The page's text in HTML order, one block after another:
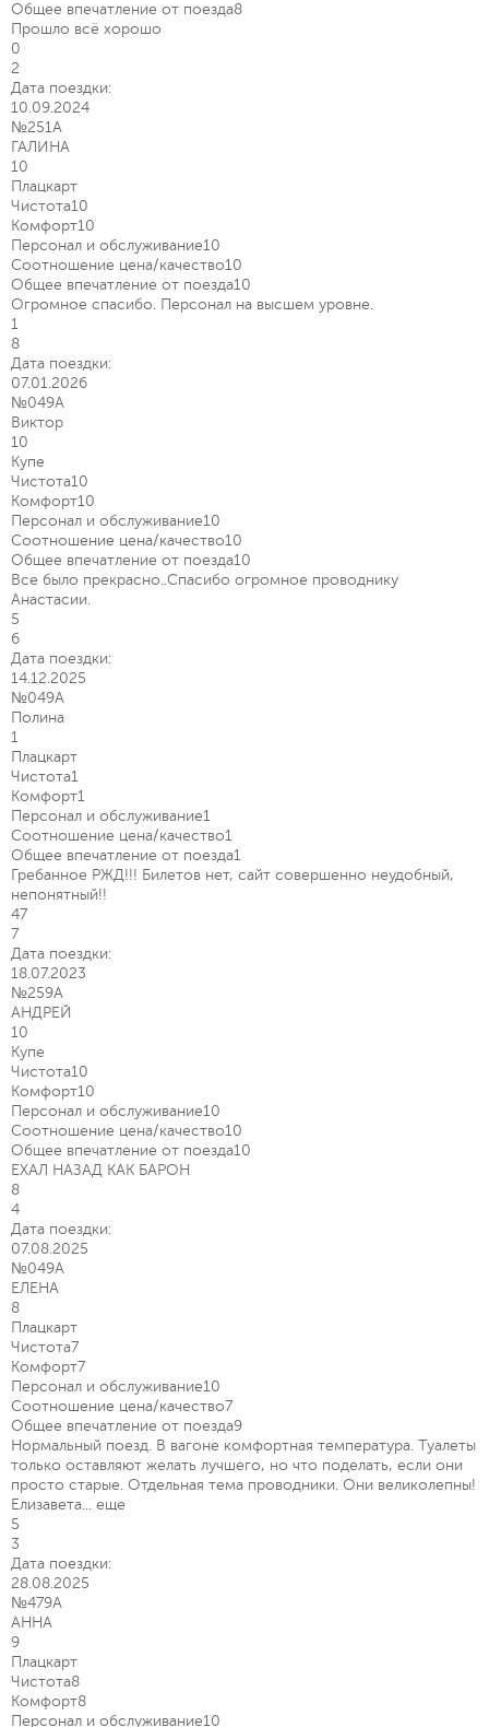
Общее впечатление от поезда8
Прошло всё хорошо
0
2
Дата поездки:
10.09.2024
№251А
ГАЛИНА
10
Плацкарт
Чистота10
Комфорт10
Персонал и обслуживание10
Соотношение цена/качество10
Общее впечатление от поезда10
Огромное спасибо. Персонал на высшем уровне.
1
8
Дата поездки:
07.01.2026
№049А
Виктор
10
Купе
Чистота10
Комфорт10
Персонал и обслуживание10
Соотношение цена/качество10
Общее впечатление от поезда10
Все было прекрасно..Спасибо огромное проводнику
Анастасии.
5
6
Дата поездки:
14.12.2025
№049А
Полина
1
Плацкарт
Чистота1
Комфорт1
Персонал и обслуживание1
Соотношение цена/качество1
Общее впечатление от поезда1
Гребанное РЖД!!! Билетов нет, сайт совершенно неудобный,
непонятный!!
47
7
Дата поездки:
18.07.2023
№259А
АНДРЕЙ
10
Купе
Чистота10
Комфорт10
Персонал и обслуживание10
Соотношение цена/качество10
Общее впечатление от поезда10
ЕХАЛ НАЗАД КАК БАРОН
8
4
Дата поездки:
07.08.2025
№049А
ЕЛЕНА
8
Плацкарт
Чистота7
Комфорт7
Персонал и обслуживание10
Соотношение цена/качество7
Общее впечатление от поезда9
Нормальный поезд. В вагоне комфортная температура. Туалеты
только оставляют желать лучшего, но что поделать, если они
просто старые. Отдельная тема проводники. Они великолепны!
Елизавета... еще
5
3
Дата поездки:
28.08.2025
№479А
АННА
9
Плацкарт
Чистота8
Комфорт8
Персонал и обслуживание10